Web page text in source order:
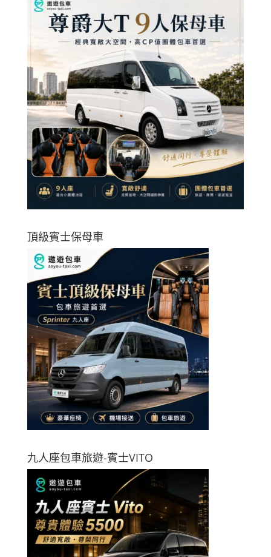
頂級賓士保母車
九人座包車旅遊-賓士VITO